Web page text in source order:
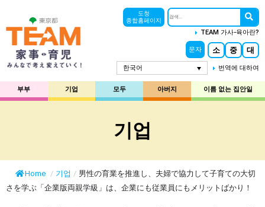
도청
종합홈페이지
TEAM 가사-육아란?
문자 소 중 대
한국어 번역에 대하여
부부 기업 모두 아버지 이름 없는 집안일
기업
Home / 기업 / 男性の育業を推進し、夫婦で協力して子育ての大切
さを学ぶ「企業版両親学級」は、企業にも従業員にもメリットばかり！